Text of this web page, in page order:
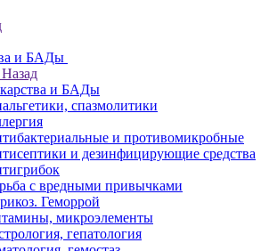
и БАДы
Назад
и БАДы
спазмолитики
и противомикробные
и дезинфицирующие средства
с вредными привычками
Геморрой
микроэлементы
гепатология